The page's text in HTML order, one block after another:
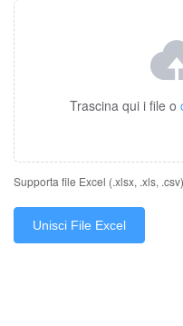
Trascina qui i file o
Supporta file Excel (.xlsx, .xls, .csv)
Unisci File Excel